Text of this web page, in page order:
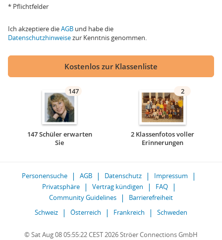
* Pflichtfelder
Ich akzeptiere dieAGB und habe die
Datenschutzhinweisezur Kenntnis genommen.
Kostenlos zur Klassenliste
147
147 Schüler erwarten
Sie
2
2 Klassenfotos voller
Erinnerungen
Personensuche AGB Datenschutz
Impressum
Privatsphäre
Vertrag kündigen
FAQ
Community Guidelines
Barrierefreiheit
Schweiz
Österreich Frankreich Schweden
© Sat Aug 08 05:55:22 CEST 2026 Ströer Connections GmbH